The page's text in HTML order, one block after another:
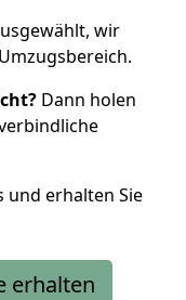
wir
Dann holen
und erhalten Sie
erhalten